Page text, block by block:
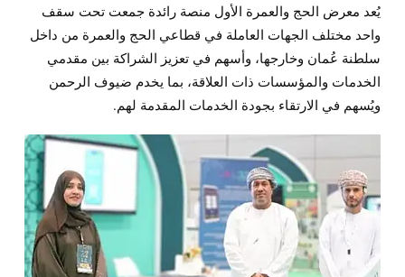
يُعد معرض الحج والعمرة الأول منصة رائدة جمعت تحت سقف
واحد مختلف الجهات العاملة في قطاعي الحج والعمرة من داخل
سلطنة عُمان وخارجها، وأسهم في تعزيز الشراكة بين مقدمي
الخدمات والمؤسسات ذات العلاقة، بما يخدم ضيوف الرحمن
ويُسهم في الارتقاء بجودة الخدمات المقدمة لهم.